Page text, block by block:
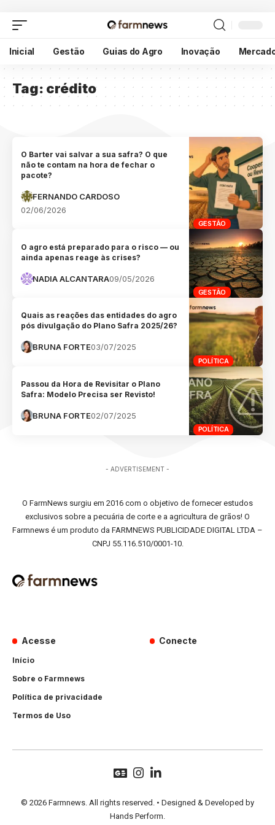
Inicial Gestão Guias do Agro Inovação
Tag: crédito
GESTÃO
O Barter vai salvar a sua safra? O que
não te contam na hora de fechar o
pacote?
FERNANDO CARDOSO
02/06/2026
GESTÃO
O agro está preparado para o risco — ou
ainda apenas reage às crises?
NADIA ALCANTARA09/05/2026
POLÍTICA
Quais as reações das entidades do agro
pós divulgação do Plano Safra 2025/26?
BRUNA FORTE03/07/2025
POLÍTICA
Passou da Hora de Revisitar o Plano
Safra: Modelo Precisa ser Revisto!
BRUNA FORTE02/07/2025
- ADVERTISEMENT -
O FarmNews surgiu em 2016 com o objetivo de fornecer estudos
exclusivos sobre a pecuária de corte e a agricultura de grãos! O
Farmnews é um produto da FARMNEWS PUBLICIDADE DIGITAL LTDA –
CNPJ 55.116.510/0001-10.
Acesse
Início
Sobre o Farmnews
Política de privacidade
Termos de Uso
Conecte
© 2026 Farmnews. All rights reserved. • Designed & Developed by
Hands Perform